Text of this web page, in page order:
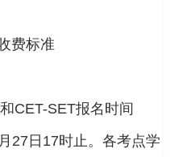
费标准
CET-SET报名时间
27日17时止。各考点学